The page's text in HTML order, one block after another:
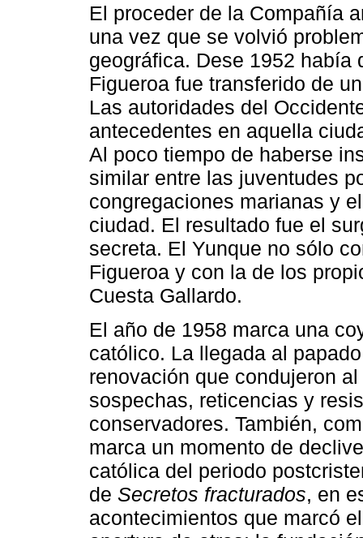
El proceder de la Compañía
una vez que se volvió
geográfica. Dese 1952
Figueroa fue transferido de
Las autoridades del
antecedentes en aquella
Al poco tiempo de haberse
similar entre las juventudes
congregaciones marianas y
ciudad. El resultado fue el
secreta. El Yunque no sólo
Figueroa y con la de los
Cuesta Gallardo.
El año de 1958 marca una
católico. La llegada al
renovación que condujeron
sospechas, reticencias y
conservadores. También,
marca un momento de
católica del periodo
de Secretos fracturados, en
acontecimientos que marcó